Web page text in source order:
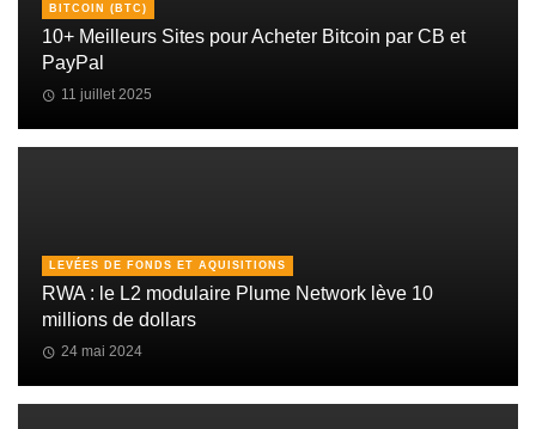
BITCOIN (BTC)
10+ Meilleurs Sites pour Acheter Bitcoin par CB et
PayPal
11 juillet 2025
LEVÉES DE FONDS ET AQUISITIONS
RWA : le L2 modulaire Plume Network lève 10
millions de dollars
24 mai 2024